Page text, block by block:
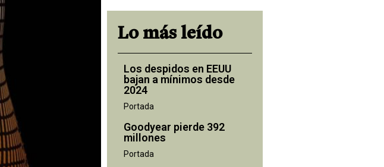
Lo más leído
Los despidos en EEUU
bajan a mínimos desde
2024
Portada
Goodyear pierde 392
millones
Portada